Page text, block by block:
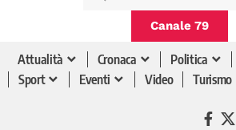
Canale 79
Attualità Cronaca Politica
Sport
Eventi Video Turismo